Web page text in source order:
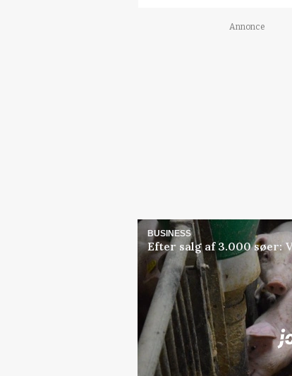
Annonce
BUSINESS
Efter salg af 3.000
Jobs i samarbejde med